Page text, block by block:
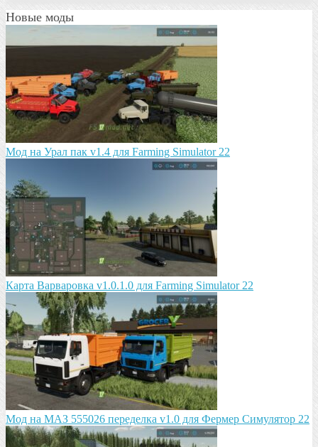
Новые моды
Мод на Урал пак v1.4 для Farming Simulator 22
Карта Варваровка v1.0.1.0 для Farming Simulator 22
Мод на МАЗ 555026 пeрeдeлка v1.0 для Фермер Симулятор 22